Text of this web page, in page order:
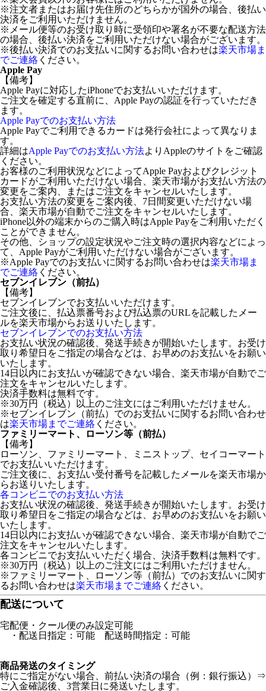
※注文者またはお届け先住所のどちらかが国外の場合、後払い
決済をご利用いただけません。
※メール便等のお受け取り時に受領印や署名が不要な配送方法
の場合、後払い決済をご利用いただけない場合がございます。
※後払い決済でのお支払いに関するお問い合わせは楽天市場ま
でご連絡 ください。
Apple Pay
【備考】
Apple Payに対応したiPhoneでお支払いいただけます。
ご注文を確定する直前に、Apple Payの認証を行っていただき
ます。
Apple Payでのお支払い方法
Apple Payでご利用できるカードは発行会社によって異なりま
す。
詳細はApple Payでのお支払い方法よりAppleのサイトをご確認
ください。
お客様のご利用状況などによってApple Payおよびクレジット
カードがご利用いただけない場合、楽天市場がお支払い方法の
変更をご案内、またはご注文をキャンセルいたします。
お支払い方法の変更をご案内後、7日間変更いただけない場
合、楽天市場が自動でご注文をキャンセルいたします。
iPhone以外の端末からのご購入時はApple Payをご利用いただく
ことができません。
その他、ショップの設定状況やご注文時の選択内容などによっ
て、Apple Payがご利用いただけない場合がございます。
※Apple Payでのお支払いに関するお問い合わせは楽天市場ま
でご連絡 ください。
セブンイレブン（前払）
【備考】
セブンイレブンでお支払いいただけます。
ご注文後に、払込票番号および払込票のURLを記載したメー
ルを楽天市場からお送りいたします。
セブンイレブンでのお支払い方法
お支払い状況の確認後、発送手続きが開始いたします。お受け
取り希望日をご指定の場合などは、お早めのお支払いをお願い
いたします。
14日以内にお支払いが確認できない場合、楽天市場が自動でご
注文をキャンセルいたします。
決済手数料は無料です。
※30万円（税込）以上のご注文にはご利用いただけません。
※セブンイレブン（前払）でのお支払いに関するお問い合わせ
は楽天市場までご連絡 ください。
ファミリーマート、ローソン等（前払）
【備考】
ローソン、ファミリーマート、ミニストップ、セイコーマート
でお支払いいただけます。
ご注文後に、お支払い受付番号を記載したメールを楽天市場か
らお送りいたします。
各コンビニでのお支払い方法
お支払い状況の確認後、発送手続きが開始いたします。お受け
取り希望日をご指定の場合などは、お早めのお支払いをお願い
いたします。
14日以内にお支払いが確認できない場合、楽天市場が自動でご
注文をキャンセルいたします。
各コンビニでお支払いいただく場合、決済手数料は無料です。
※30万円（税込）以上のご注文にはご利用いただけません。
※ファミリーマート、ローソン等（前払）でのお支払いに関す
るお問い合わせは楽天市場までご連絡 ください。
配送について
宅配便・クール便のみ設定可能
・配送日指定：可能 配送時間指定：可能
商品発送のタイミング
特にご指定がない場合、前払い決済の場合（例：銀行振込）⇒
ご入金確認後、3営業日に発送いたします。